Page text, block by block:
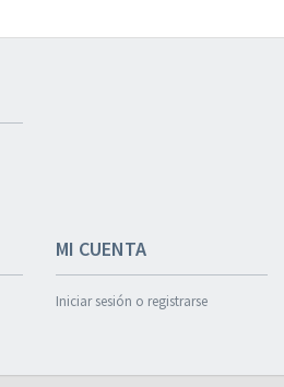
MI CUENTA
Iniciar sesión o registrarse